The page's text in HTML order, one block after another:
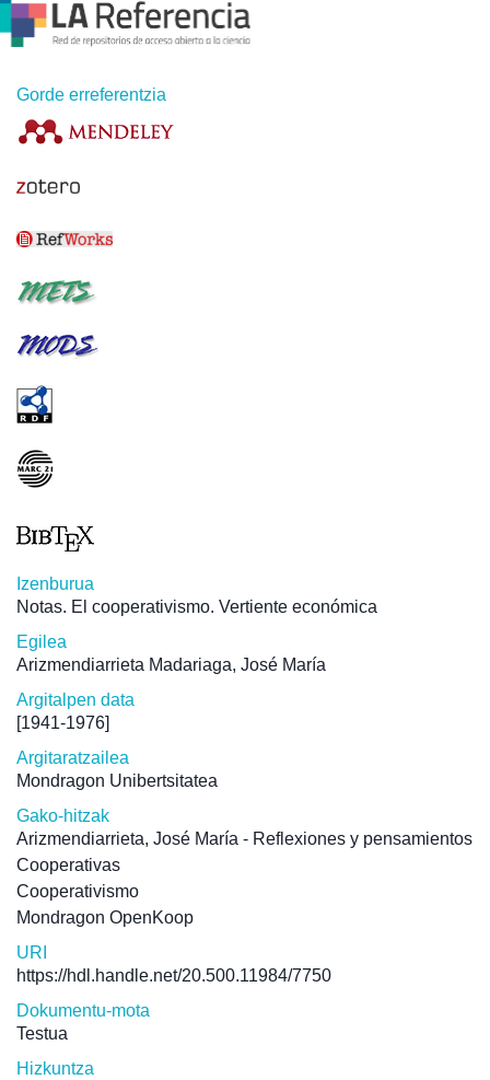
Gorde erreferentzia
Izenburua
Notas. El cooperativismo. Vertiente económica
Egilea
Arizmendiarrieta Madariaga, José María
Argitalpen data
[1941-1976]
Argitaratzailea
Mondragon Unibertsitatea
Gako-hitzak
Arizmendiarrieta, José María - Reflexiones y pensamientos
Cooperativas
Cooperativismo
Mondragon OpenKoop
URI
https://hdl.handle.net/20.500.11984/7750
Dokumentu-mota
Testua
Hizkuntza